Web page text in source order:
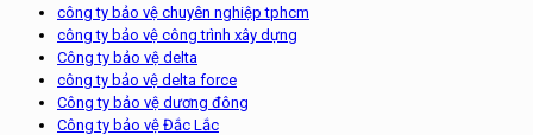
công ty bảo vệ chuyên nghiệp tphcm
công ty bảo vệ công trình xây dựng
Công ty bảo vệ delta
công ty bảo vệ delta force
Công ty bảo vệ dương đông
Công ty bảo vệ Đắc Lắc